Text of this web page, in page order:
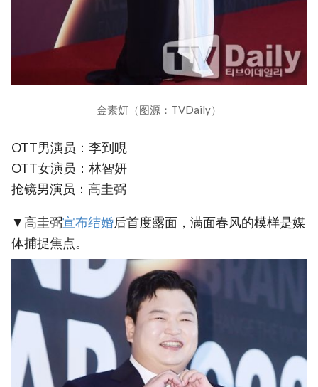
金素妍（图源：TVDaily）
OTT男演员：李到晛
OTT女演员：林智妍
抢镜男演员：高圭弼
▼高圭弼‎宣布结婚‎后首度露面，满面春风的模样是媒
体捕捉焦点。